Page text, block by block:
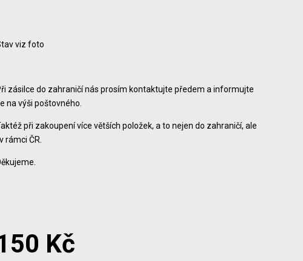
viz foto
zásilce do zahraničí nás prosím kontaktujte předem a informujte
na výši poštovného.
při zakoupení více větších položek, a to nejen do zahraničí, ale
rámci ČR.
Kč